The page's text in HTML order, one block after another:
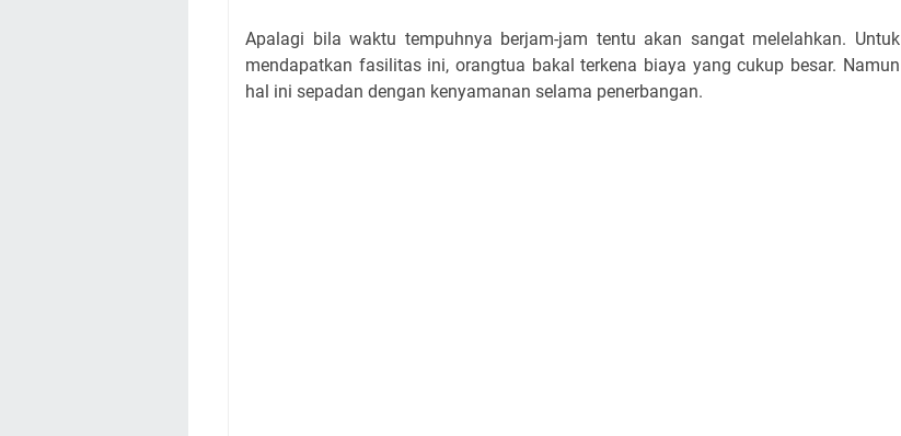
Apalagi bila waktu tempuhnya berjam-jam tentu akan sangat melelahkan. Untuk
mendapatkan fasilitas ini, orangtua bakal terkena biaya yang cukup besar. Namun
hal ini sepadan dengan kenyamanan selama penerbangan.